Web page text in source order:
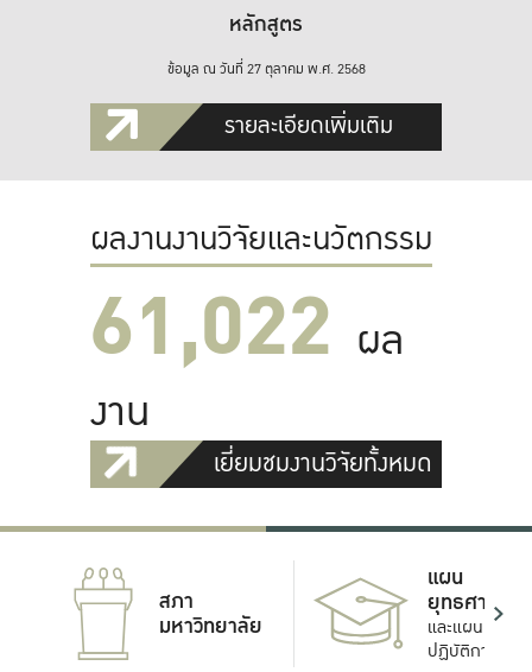
หลักสูตร
ข้อมูล ณ วันที่ 27 ตุลาคม พ.ศ. 2568
รายละเอียดเพิ่มเติม
ผลงานงานวิจัยและนวัตกรรม
61,022 ผล
งาน
เยี่ยมชมงานวิจัยทั้งหมด
สภา
มหาวิทยาลัย
แผน
ยุทธศาสตร์
และแผน
ปฏิบัติการ